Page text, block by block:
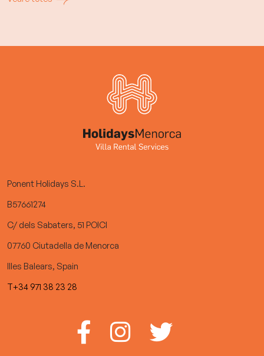
Ponent Holidays S.L.
B57661274
C/ dels Sabaters, 51 POICI
07760 Ciutadella de Menorca
Illes Balears, Spain
T+34 971 38 23 28